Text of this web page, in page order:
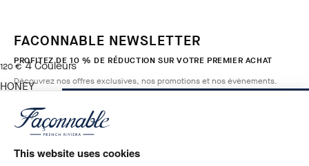
This website uses cookies
120 €
current price 120 €
4Couleurs
HONEY
Taille
FACONNABLE NEWSLETTER
PROFITEZ DE 10 % DE RÉDUCTION SUR VOTRE PREMIER ACHAT
Découvrez nos offres exclusives, nos promotions et nos évènements.
E-mail*